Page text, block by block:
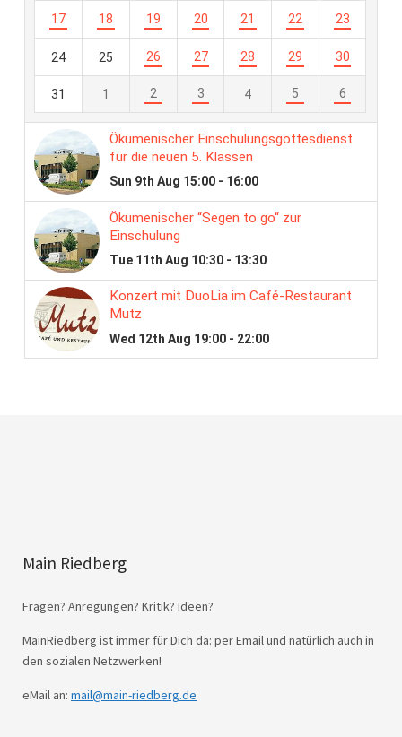
Main Riedberg
Fragen? Anregungen? Kritik? Ideen?
MainRiedberg ist immer für Dich da: per Email und natürlich auch in
den sozialen Netzwerken!
eMail an: mail@main-riedberg.de